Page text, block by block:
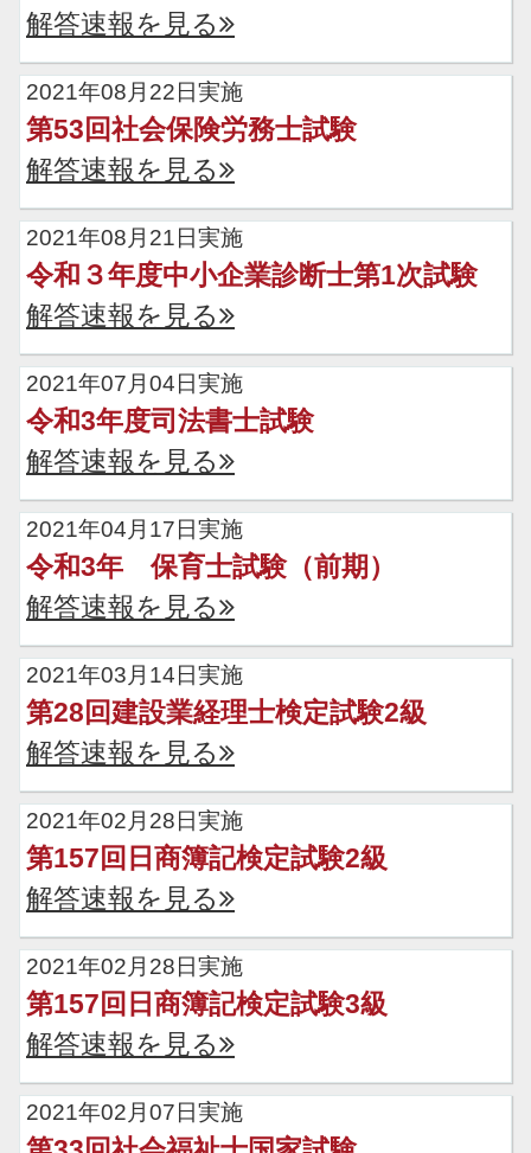
解答速報を見る
2021年08月22日実施
第53回社会保険労務士試験
解答速報を見る
2021年08月21日実施
令和３年度中小企業診断士第1次試験
解答速報を見る
2021年07月04日実施
令和3年度司法書士試験
解答速報を見る
2021年04月17日実施
令和3年 保育士試験（前期）
解答速報を見る
2021年03月14日実施
第28回建設業経理士検定試験2級
解答速報を見る
2021年02月28日実施
第157回日商簿記検定試験2級
解答速報を見る
2021年02月28日実施
第157回日商簿記検定試験3級
解答速報を見る
2021年02月07日実施